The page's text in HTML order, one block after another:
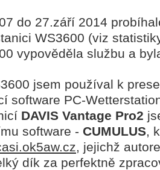
do 27.září 2014
WS3600 (viz
vypověděla službu a
jsem používal k
software PC-
DAVIS Vantage Pro2
software - CUMULUS,
, jejichž
dík za perfektně